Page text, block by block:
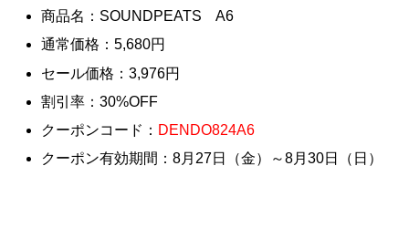
商品名：SOUNDPEATS A6
通常価格：5,680円
セール価格：3,976円
割引率：30%OFF
クーポンコード： DENDO824A6
クーポン有効期間：8月27日（金）～8月30日（日）